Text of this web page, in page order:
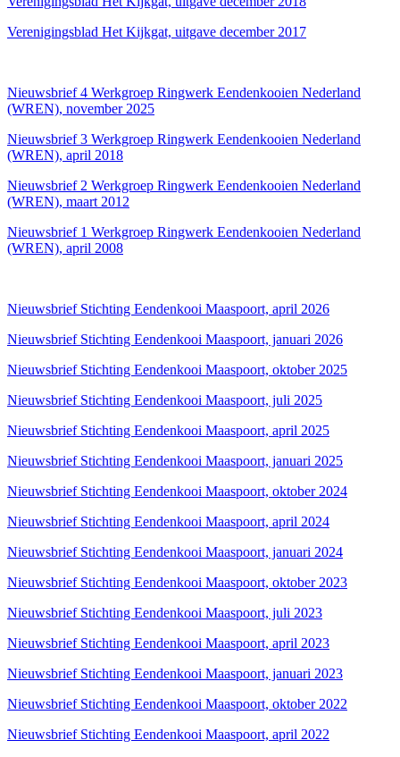
Verenigingsblad Het Kijkgat, uitgave december 2017
Nieuwsbrief 4 Werkgroep Ringwerk Eendenkooien Nederland
(WREN), november 2025
Nieuwsbrief 3 Werkgroep Ringwerk Eendenkooien Nederland
(WREN), april 2018
Nieuwsbrief 2 Werkgroep Ringwerk Eendenkooien Nederland
(WREN), maart 2012
Nieuwsbrief 1 Werkgroep Ringwerk Eendenkooien Nederland
(WREN), april 2008
Nieuwsbrief Stichting Eendenkooi Maaspoort, april 2026
Nieuwsbrief Stichting Eendenkooi Maaspoort, januari 2026
Nieuwsbrief Stichting Eendenkooi Maaspoort, oktober 2025
Nieuwsbrief Stichting Eendenkooi Maaspoort, juli 2025
Nieuwsbrief Stichting Eendenkooi Maaspoort, april 2025
Nieuwsbrief Stichting Eendenkooi Maaspoort, januari 2025
Nieuwsbrief Stichting Eendenkooi Maaspoort, oktober 2024
Nieuwsbrief Stichting Eendenkooi Maaspoort, april 2024
Nieuwsbrief Stichting Eendenkooi Maaspoort, januari 2024
Nieuwsbrief Stichting Eendenkooi Maaspoort, oktober 2023
Nieuwsbrief Stichting Eendenkooi Maaspoort, juli 2023
Nieuwsbrief Stichting Eendenkooi Maaspoort, april 2023
Nieuwsbrief Stichting Eendenkooi Maaspoort, januari 2023
Nieuwsbrief Stichting Eendenkooi Maaspoort, oktober 2022
Nieuwsbrief Stichting Eendenkooi Maaspoort, april 2022